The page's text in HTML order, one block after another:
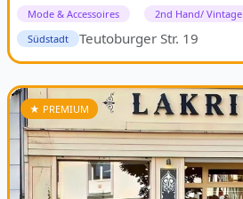
Mode & Accessoires
2nd Hand/ Vintage
Südstadt
Teutoburger Str. 19
★ PREMIUM